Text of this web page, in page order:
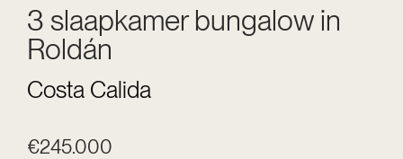
3 slaapkamer bungalow in
Roldán
Costa Calida
€245.000